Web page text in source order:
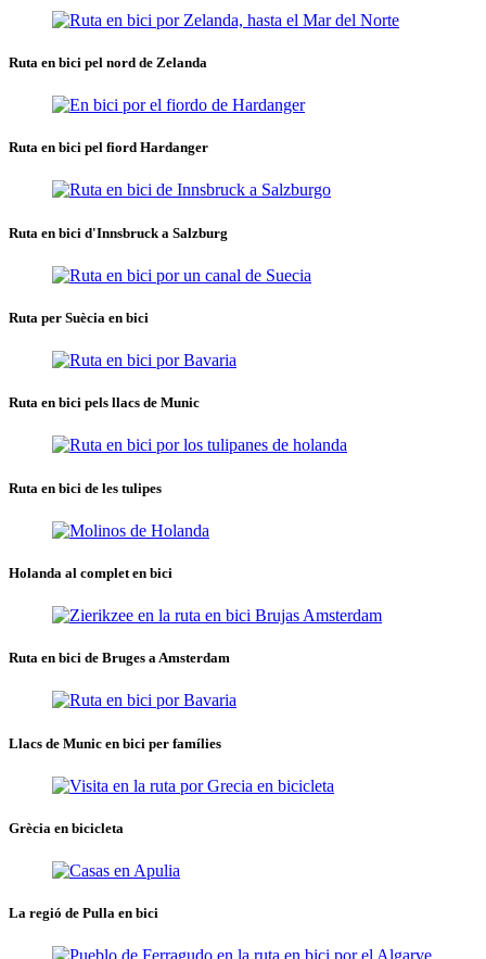
Ruta en bici pel nord de Zelanda
Ruta en bici pel fiord Hardanger
Ruta en bici d'Innsbruck a Salzburg
Ruta per Suècia en bici
Ruta en bici pels llacs de Munic
Ruta en bici de les tulipes
Holanda al complet en bici
Ruta en bici de Bruges a Amsterdam
Llacs de Munic en bici per famílies
Grècia en bicicleta
La regió de Pulla en bici